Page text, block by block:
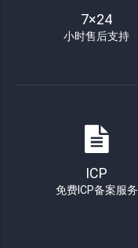
7×24
小时售后支持
ICP
免费ICP备案服务